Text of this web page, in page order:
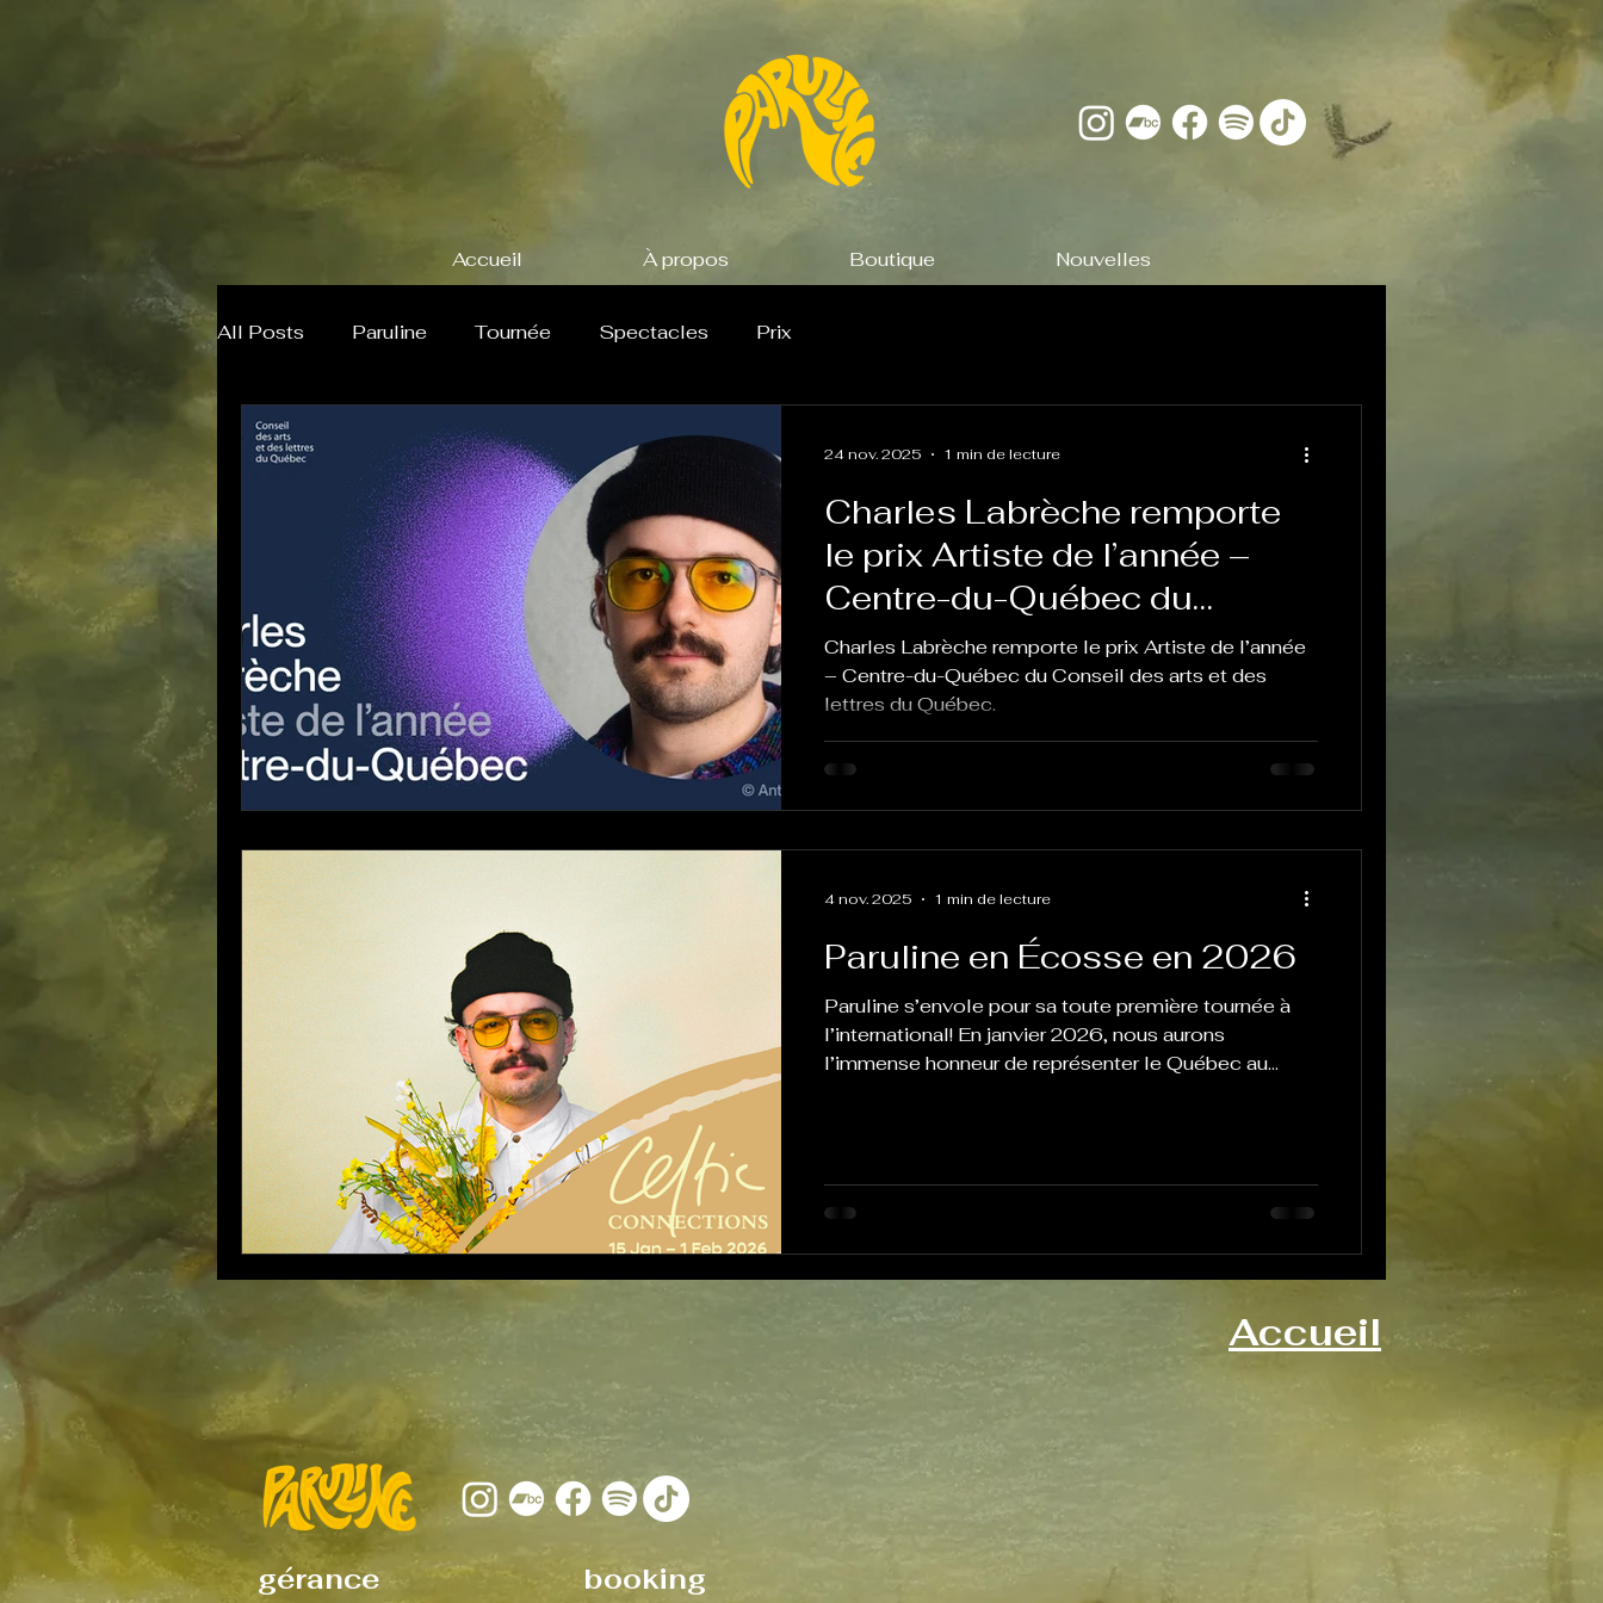
Accueil À propos Boutique Nouvelles
All Posts Paruline Tournée Spectacles Prix
Charles Labrèche remporte
le prix Artiste de l’année –
Centre-du-Québec du
Conseil des arts et des
lettres du Québec
Charles Labrèche remporte le prix Artiste de l’année
– Centre-du-Québec du Conseil des arts et des
lettres du Québec.
24 nov. 2025 1 min de lecture
Paruline en Écosse en 2026
Paruline s’envole pour sa toute première tournée à
l’international! En janvier 2026, nous aurons
l’immense honneur de représenter le Québec au
4 nov. 2025 1 min de lecture
Accueil
gérance booking